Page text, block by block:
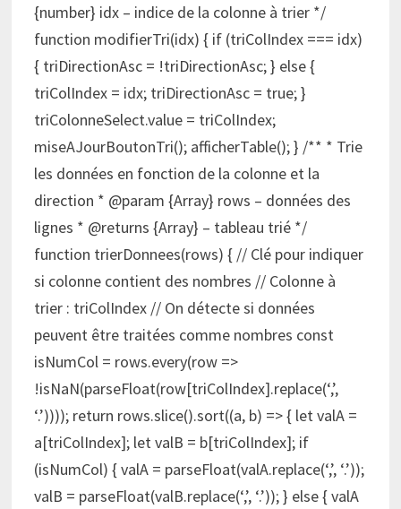
{number} idx – indice de la colonne à trier */
function modifierTri(idx) { if (triColIndex === idx)
{ triDirectionAsc = !triDirectionAsc; } else {
triColIndex = idx; triDirectionAsc = true; }
triColonneSelect.value = triColIndex;
miseAJourBoutonTri(); afficherTable(); } /** * Trie
les données en fonction de la colonne et la
direction * @param {Array} rows – données des
lignes * @returns {Array} – tableau trié */
function trierDonnees(rows) { // Clé pour indiquer
si colonne contient des nombres // Colonne à
trier : triColIndex // On détecte si données
peuvent être traitées comme nombres const
isNumCol = rows.every(row =>
!isNaN(parseFloat(row[triColIndex].replace(‘,’,
‘.’)))); return rows.slice().sort((a, b) => { let valA =
a[triColIndex]; let valB = b[triColIndex]; if
(isNumCol) { valA = parseFloat(valA.replace(‘,’, ‘.’));
valB = parseFloat(valB.replace(‘,’, ‘.’)); } else { valA